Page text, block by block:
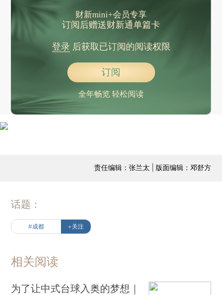
财新mini+会员专享
订阅后赠送财新通单篇卡
登录后获取已订阅的阅读权限
订阅
全年畅览 轻松阅读
责任编辑：张兰太 | 版面编辑：邓舒方
话题：
#成都 +关注
相关阅读
为了让中式台球入奥的梦想｜